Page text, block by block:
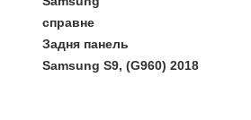
справне
Задня панель
Samsung S9, (G960) 2018